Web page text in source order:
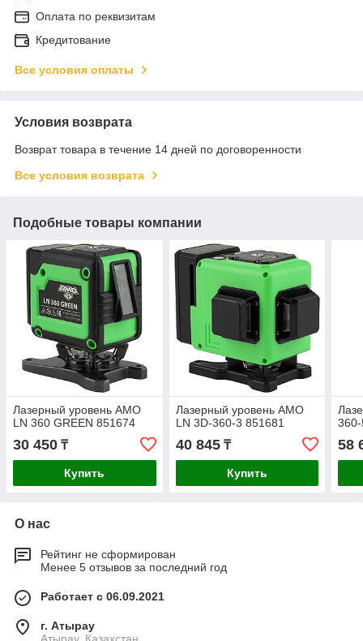
Оплата по реквизитам
Кредитование
Все условия оплаты
Условия возврата
Возврат товара в течение 14 дней по договоренности
Все условия возврата
Подобные товары компании
Лазерный уровень AMO
LN 360 GREEN 851674
30 450 ₸
Купить
Лазерный уровень AMO
LN 3D-360-3 851681
40 845₸
Купить
58
О нас
Рейтинг не сформирован
Менее 5 отзывов за последний год
Работает с 06.09.2021
г. Атырау